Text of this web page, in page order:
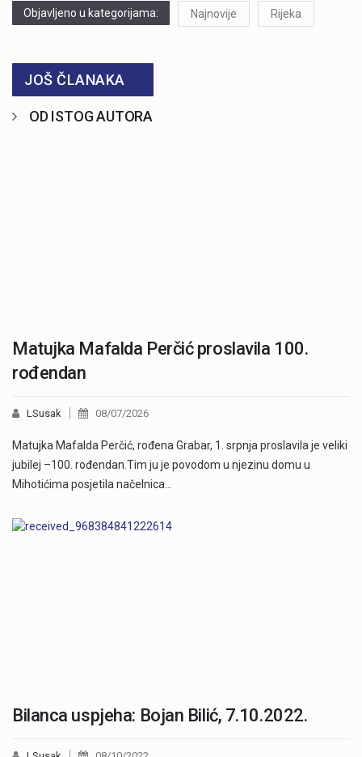
Objavljeno u kategorijama: Najnovije Rijeka
JOŠ ČLANAKA
OD ISTOG AUTORA
Matujka Mafalda Perčić proslavila 100.
rođendan
LSusak 08/07/2026
Matujka Mafalda Perčić, rođena Grabar, 1. srpnja proslavila je veliki
jubilej –100. rođendan.Tim ju je povodom u njezinu domu u
Mihotićima posjetila načelnica…
Bilanca uspjeha: Bojan Bilić, 7.10.2022.